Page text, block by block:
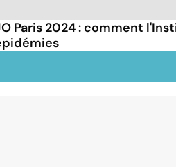
Paris 2024 : comment